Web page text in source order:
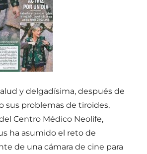
y delgadísima, después de
sus problemas de tiroides,
Centro Médico Neolife,
ha asumido el reto de
de una cámara de cine para